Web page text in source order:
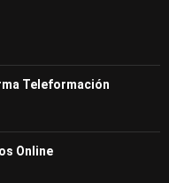
Teleformación
Online